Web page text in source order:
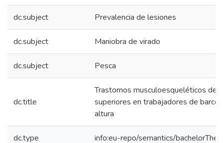
dc.subject Prevalencia de lesiones
dc.subject Maniobra de virado
dc.subject Pesca
dc.title
Trastornos musculoesqueléticos de
superiores en trabajadores de
altura
dc.type info:eu-repo/semantics/